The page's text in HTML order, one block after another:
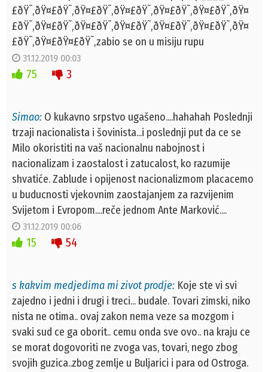
£ðŸ˜‚ðŸ¤£ðŸ˜‚ðŸ¤£ðŸ˜‚ðŸ¤£ðŸ˜‚ðŸ¤£ðŸ˜‚ðŸ¤£ðŸ˜‚ðŸ¤
£ðŸ˜‚ðŸ¤£ðŸ˜‚ðŸ¤£ðŸ˜‚ðŸ¤£ðŸ˜‚ðŸ¤£ðŸ˜‚ðŸ¤£ðŸ˜‚ðŸ¤
£ðŸ˜‚ðŸ¤£ðŸ¤£ðŸ˜‚zabio se on u misiju rupu
31.12.2019 00:03
75 3
Simao: O kukavno srpstvo ugašeno....hahahah Poslednji
trzaji nacionalista i šovinista...i poslednji put da ce se
Milo okoristiti na vaš nacionalnu nabojnost i
nacionalizam i zaostalost i zatucalost, ko razumije
shvatiće. Zablude i opijenost nacionalizmom placacemo
u buducnosti vjekovnim zaostajanjem za razvijenim
Svijetom i Evropom....reče jednom Ante Marković....
31.12.2019 00:06
15 54
s kakvim medjedima mi zivot prodje: Koje ste vi svi
zajedno i jedni i drugi i treci... budale. Tovari zimski, niko
nista ne otima.. ovaj zakon nema veze sa mozgom i
svaki sud ce ga oborit.. cemu onda sve ovo.. na kraju ce
se morat dogovoriti ne zvoga vas, tovari, nego zbog
svojih guzica..zbog zemlje u Buljarici i para od Ostroga.